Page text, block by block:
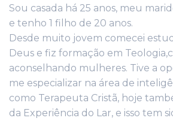
Sou casada há 25 anos, meu
e tenho 1 filho de 20 anos.
Desde muito jovem comecei
Deus e fiz formação em
aconselhando mulheres. Tive a
me especializar na área de
como Terapeuta Cristã, hoje
da Experiência do Lar, e isso tem